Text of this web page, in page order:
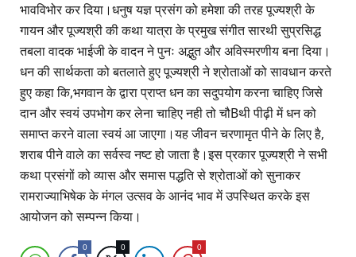
भावविभोर कर दिया।धनुष यज्ञ प्रसंग को हमेशा की तरह पूज्यश्री के
गायन और पूज्यश्री की कथा यात्रा के प्रमुख संगीत सारथी सुप्रसिद्ध
तबला वादक भाईजी के वादन ने पुनः अद्भुत और अविस्मरणीय बना दिया।
धन की सार्थकता को बतलाते हुए पूज्यश्री ने श्रोताओं को सावधान करते
हुए कहा कि,भगवान के द्वारा प्राप्त धन का सदुपयोग करना चाहिए जिसे
दान और स्वयं उपभोग कर लेना चाहिए नही तो चौBथी पीढ़ी में धन को
समाप्त करने वाला स्वयं आ जाएगा।यह जीवन चरणामृत पीने के लिए है,
शराब पीने वाले का सर्वस्व नष्ट हो जाता है।इस प्रकार पूज्यश्री ने सभी
कथा प्रसंगों को व्यास और समास पद्धति से श्रोताओं को सुनाकर
रामराज्याभिषेक के मंगल उत्सव के आनंद भाव में उपस्थित करके इस
आयोजन को सम्पन्न किया।
0 0 0